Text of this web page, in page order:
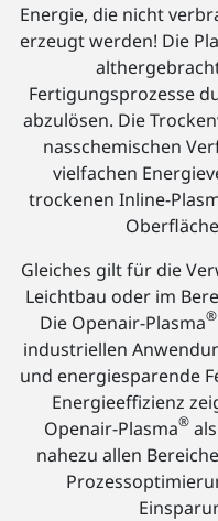
Energie, die nicht
erzeugt werden! Die
Fertigungsprozesse
abzulösen. Die
nasschemischen
vielfachen
trockenen Inline-
Gleiches gilt für die
Leichtbau oder im
Die Openair-Plasma®
industriellen
und energiesparende
Energieeffizienz
Openair-Plasma®
nahezu allen